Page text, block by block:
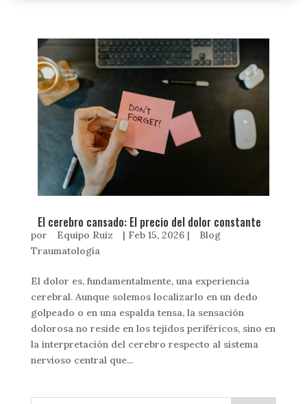
El cerebro cansado: El precio del dolor constante
por Equipo Ruiz | Feb 15, 2026|
Blog
Traumatología
El dolor es, fundamentalmente, una experiencia
cerebral. Aunque solemos localizarlo en un dedo
golpeado o en una espalda tensa, la sensación
dolorosa no reside en los tejidos periféricos, sino en
la interpretación del cerebro respecto al sistema
nervioso central que...